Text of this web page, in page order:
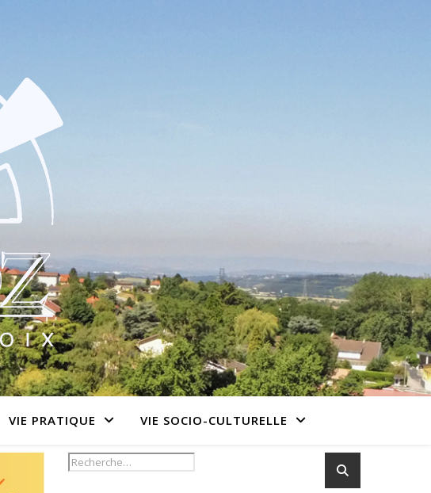
VIE PRATIQUE VIE SOCIO-CULTURELLE